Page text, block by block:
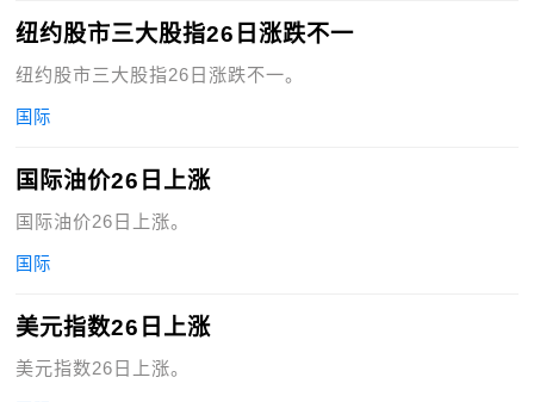
纽约股市三大股指26日涨跌不一
纽约股市三大股指26日涨跌不一。
国际
国际油价26日上涨
国际油价26日上涨。
国际
美元指数26日上涨
美元指数26日上涨。